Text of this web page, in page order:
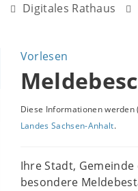
Digitales Rathaus
Vorlesen
Diese Informationen
Landes Sachsen-Anhalt.
Ihre Stadt,
besondere